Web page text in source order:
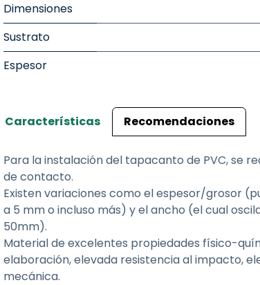
Dimensiones
Sustrato
Espesor
Características Recomendaciones
Para la instalación del tapacanto de PVC, se
de contacto.
Existen variaciones como el espesor/grosor
a 5 mm o incluso más) y el ancho (el cual
50mm).
Material de excelentes propiedades físico-
elaboración, elevada resistencia al impacto,
mecánica.